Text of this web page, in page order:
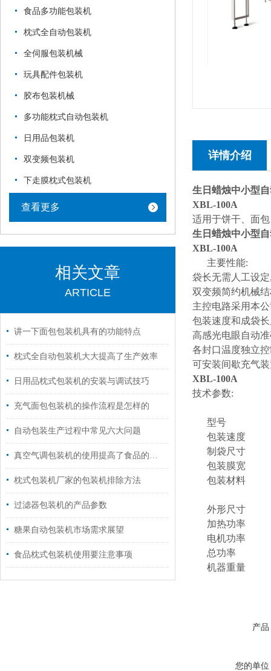
食品多功能包装机
枕式全自动包装机
全伺服包装机械
玩具配件包装机
胶布包装机械
多功能枕式自动包装机
日用品包装机
双变频包装机
下走膜枕式包装机
查看更多
相关文章
ARTICLE
讲一下面包包装机具有的功能特点
枕式全自动包装机大大提高了生产效率
日用品枕式包装机的安装与调试技巧
充气面包包装机的操作流程是怎样的
自动包装生产过程中常见六大问题
真空气调包装机的使用提高了食品的质量和外观
枕式包装机厂家的包装机排除方法
过滤器包装机的产品参数
糖果自动包装机市场需求展望
食品枕式包装机使用要注意事项
详情介绍
生日蜡烛中小型
XBL-100A
适用于饼干 、面
生日蜡烛中小型
XBL-100A
主要性能:
袋长无需人工设
双变频简约机械
主控电路采用本
包装速度和成袋
高感光电眼自动
各封口温度独立
可安装间歇充气
XBL-100A
技术参数:
型号
包装速度
制袋尺寸
包装膜宽
包装材料
外形尺寸
加热功率
电机功率
总功率
机器重量
产品
您的单位